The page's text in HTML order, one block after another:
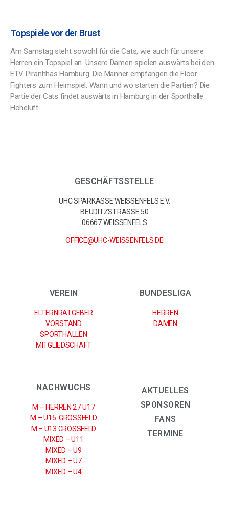
Topspiele vor der Brust
Am Samstag steht sowohl für die Cats, wie auch für unsere
Herren ein Topspiel an. Unsere Damen spielen auswärts bei den
ETV Piranhhas Hamburg. Die Männer empfangen die Floor
Fighters zum Heimspiel. Wann und wo starten die Partien? Die
Partie der Cats findet auswärts in Hamburg in der Sporthalle
Hoheluft
GESCHÄFTSSTELLE
UHC SPARKASSE WEISSENFELS E.V.
BEUDITZSTRASSE 50
06667 WEISSENFELS
OFFICE@UHC-WEISSENFELS.DE
VEREIN
ELTERNRATGEBER
VORSTAND
SPORTHALLEN
MITGLIEDSCHAFT
BUNDESLIGA
HERREN
DAMEN
NACHWUCHS
M – HERREN 2 / U17
M – U15 GROSSFELD
M – U13 GROSSFELD
MIXED – U11
MIXED – U9
MIXED – U7
MIXED – U4
AKTUELLES
SPONSOREN
FANS
TERMINE